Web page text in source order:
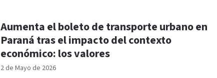
2 de Mayo de 2026
Aumenta el boleto de transporte urbano en
Paraná tras el impacto del contexto
económico: los valores